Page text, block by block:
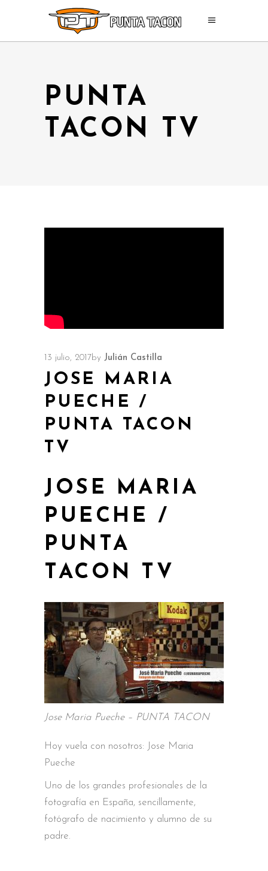
PUNTA
TACON TV
13 julio, 2017 by Julián Castilla
JOSE MARIA
PUECHE /
PUNTA TACON
TV
JOSE MARIA
PUECHE /
PUNTA
TACON TV
Jose Maria Pueche – PUNTA TACON
Hoy vuela con nosotros: Jose Maria
Pueche
Uno de los grandes profesionales de la
fotografía en España, sencillamente,
fotógrafo de nacimiento y alumno de su
padre.